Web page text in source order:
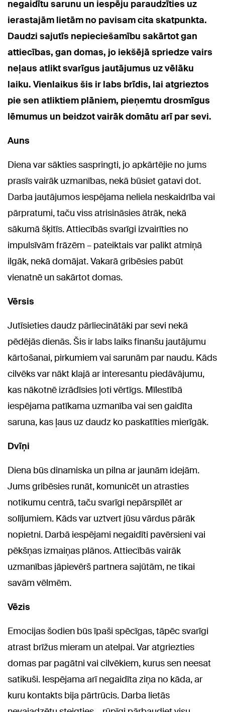
negaidītu sarunu un iespēju paraudzīties uz
ierastajām lietām no pavisam cita skatpunkta.
Daudzi sajutīs nepieciešamību sakārtot gan
attiecības, gan domas, jo iekšējā spriedze vairs
neļaus atlikt svarīgus jautājumus uz vēlāku
laiku. Vienlaikus šis ir labs brīdis, lai atgrieztos
pie sen atliktiem plāniem, pieņemtu drosmīgus
lēmumus un beidzot vairāk domātu arī par sevi.
Auns
Diena var sākties saspringti, jo apkārtējie no jums
prasīs vairāk uzmanības, nekā būsiet gatavi dot.
Darba jautājumos iespējama neliela neskaidrība vai
pārpratumi, taču viss atrisināsies ātrāk, nekā
sākumā šķitīs. Attiecībās svarīgi izvairīties no
impulsīvām frāzēm – pateiktais var palikt atmiņā
ilgāk, nekā domājat. Vakarā gribēsies pabūt
vienatnē un sakārtot domas.
Vērsis
Jutīsieties daudz pārliecinātāki par sevi nekā
pēdējās dienās. Šis ir labs laiks finanšu jautājumu
kārtošanai, pirkumiem vai sarunām par naudu. Kāds
cilvēks var nākt klajā ar interesantu piedāvājumu,
kas nākotnē izrādīsies ļoti vērtīgs. Mīlestībā
iespējama patīkama uzmanība vai sen gaidīta
saruna, kas ļaus uz daudz ko paskatīties mierīgāk.
Dvīņi
Diena būs dinamiska un pilna ar jaunām idejām.
Jums gribēsies runāt, komunicēt un atrasties
notikumu centrā, taču svarīgi nepārspīlēt ar
solījumiem. Kāds var uztvert jūsu vārdus pārāk
nopietni. Darbā iespējami negaidīti pavērsieni vai
pēkšņas izmaiņas plānos. Attiecībās vairāk
uzmanības jāpievērš partnera sajūtām, ne tikai
savām vēlmēm.
Vēzis
Emocijas šodien būs īpaši spēcīgas, tāpēc svarīgi
atrast brīžus mieram un atelpai. Var atgriezties
domas par pagātni vai cilvēkiem, kurus sen neesat
satikuši. Iespējama arī negaidīta ziņa no kāda, ar
kuru kontakts bija pārtrūcis. Darba lietās